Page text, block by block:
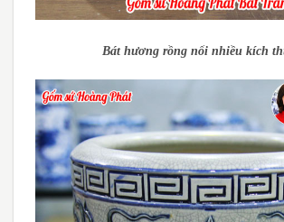
Bát hương rồng nổi nhiều kích